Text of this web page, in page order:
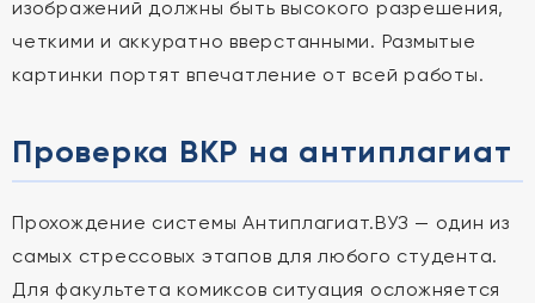
изображений должны быть высокого разрешения,
четкими и аккуратно вверстанными. Размытые
картинки портят впечатление от всей работы.
Проверка ВКР на антиплагиат
Прохождение системы Антиплагиат.ВУЗ — один из
самых стрессовых этапов для любого студента.
Для факультета комиксов ситуация осложняется